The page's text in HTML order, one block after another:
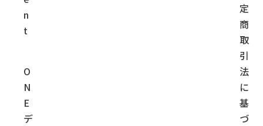
n
t
O
N
E
デ
定
商
取
引
法
に
基
づ